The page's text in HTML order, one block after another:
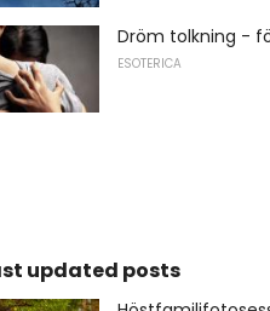
Dröm tolkning -
ESOTERICA
updated posts